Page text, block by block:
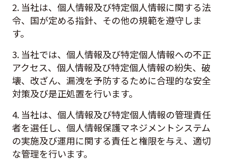
2. 当社は、個人情報及び特定個人情報に関する法
令、国が定める指針、その他の規範を遵守しま
す。
3. 当社では、個人情報及び特定個人情報への不正
アクセス、個人情報及び特定個人情報の紛失、破
壊、改ざん、漏洩を予防するために合理的な安全
対策及び是正処置を行います。
4. 当社は、個人情報及び特定個人情報の管理責任
者を選任し、個人情報保護マネジメントシステム
の実施及び運用に関する責任と権限を与え、適切
な管理を行います。